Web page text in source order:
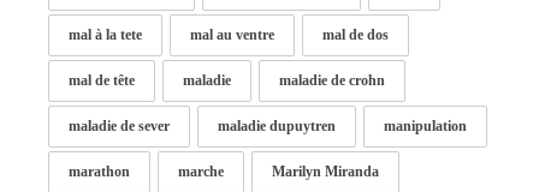
mal à la tete mal au ventre mal de dos
mal de tête maladie maladie de crohn
maladie de sever maladie dupuytren manipulation
marathon marche Marilyn Miranda